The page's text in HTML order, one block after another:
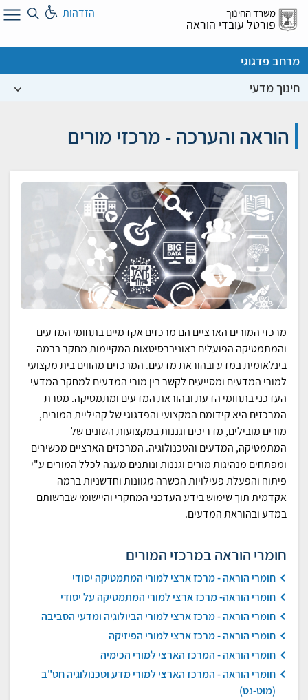
דלג
אל
משרד החינוך
פורטל עובדי הוראה
הזדהות
מרחב פדגוגי
חינוך מדעי
הוראה והערכה - מרכזי מורים
מרכזי המורים הארציים הם מרכזים אקדמיים בתחומי המדעים
והמתמטיקה הפועלים באוניברסיטאות המקיימות מחקר ברמה
בינלאומית במדע ובהוראת מדעים. המרכזים מהווים בית מקצועי
למורי המדעים ומסייעים לקשר בין מורי המדעים למחקר המדעי
העדכני בתחומי הדעת ובהוראת המדעים ומתמטיקה. מטרת
המרכזים היא קידומם המקצועי והפדגוגי של קהיליית המורים,
מורים מובילים, מדריכים וגננות במקצועות השונים של
המתמטיקה, המדעים והטכנולוגיה. המרכזים הארציים מכשירים
ומפתחים מנהיגות מורים וגננות ונותנים מענה לכלל המורים ע"י
פיתוח והפעלת פעילויות הכשרה מגוונות וחדשניות ברמה
אקדמית תוך שימוש בידע העדכני המחקרי והיישומי שברשותם
במדע ובהוראת המדעים.
חומרי הוראה במרכזי המורים
חומרי הוראה - מרכז ארצי למורי המתמטיקה יסודי
חומרי הוראה- מרכז ארצי למורי המתמטיקה על יסודי
חומרי הוראה - מרכז ארצי למורי הביולוגיה ומדעי הסביבה
חומרי הוראה - מרכז ארצי למורי הפיזיקה
חומרי הוראה - המרכז הארצי למורי הכימיה
חומרי הוראה - המרכז הארצי למורי מדע וטכנולוגיה חט"ב
(מוט-נט)